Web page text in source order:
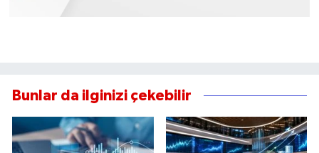
Bunlar da ilginizi çekebilir